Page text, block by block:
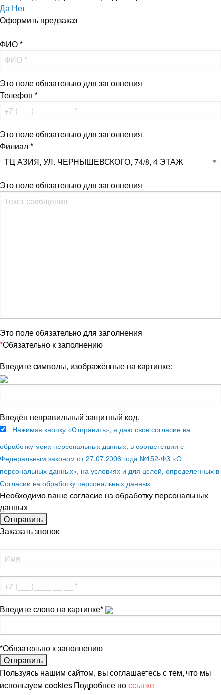
Да Нет
Оформить предзаказ
ФИО*
Это поле обязательно для заполнения
Телефон *
Это поле обязательно для заполнения
Филиал*
Это поле обязательно для заполнения
Это поле обязательно для заполнения
*Обязательно к заполнению
Введите символы, изображённые на картинке:
Введён неправильный защитный код.
Нажимая кнопку «Отправить», я даю свое согласие на
обработку моих персональных данных, в соответствии с
Федеральным законом от 27.07.2006 года №152-ФЗ «О
персональных данных», на условиях и для целей, определенных в
Согласии на обработку персональных данных
Необходимо ваше согласие на обработку персональных
данных
Заказать звонок
Введите слово на картинке*
*Обязательно к заполнению
Пользуясь нашим сайтом, вы соглашаетесь с тем, что мы
используем cookies Подробнее поссылке